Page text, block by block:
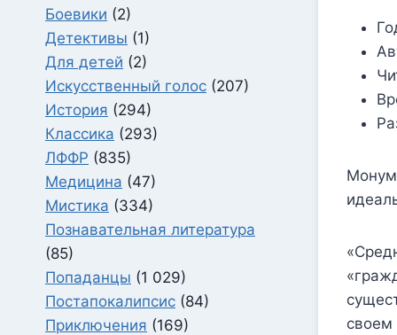
своем
Боевики (2)
Детективы (1)
Для детей (2)
Искусственный голос (207)
История (294)
Классика (293)
ЛФФР (835)
Медицина (47)
Мистика (334)
Познавательная литература
(85)
Попаданцы (1 029)
Постапокалипсис (84)
Приключения (169)